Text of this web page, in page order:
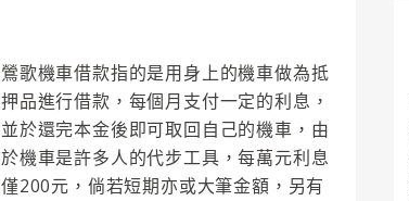
鶯歌機車借款指的是用身上的機車做為抵
押品進行借款，每個月支付一定的利息，
並於還完本金後即可取回自己的機車，由
於機車是許多人的代步工具，每萬元利息
僅200元，倘若短期亦或大筆金額，另有